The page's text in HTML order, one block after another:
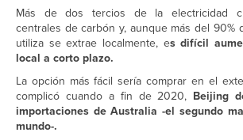
Más de dos tercios de la electricidad
centrales de carbón y, aunque más del 90%
utiliza se extrae localmente, es difícil
local a corto plazo.
La opción más fácil sería comprar en el
complicó cuando a fin de 2020, Beijing
importaciones de Australia -el segundo
mundo-.